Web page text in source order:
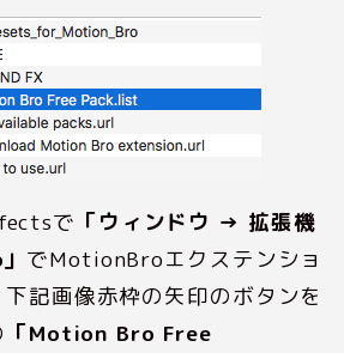
で 「ウィンドウ → 拡張機
でMotionBroエクステンショ
記画像赤枠の矢印のボタンを
「Motion Bro Free